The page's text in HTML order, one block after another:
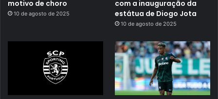
motivo de choro
10 de agosto de 2025
com a inauguração da
estátua de Diogo Jota
10 de agosto de 2025